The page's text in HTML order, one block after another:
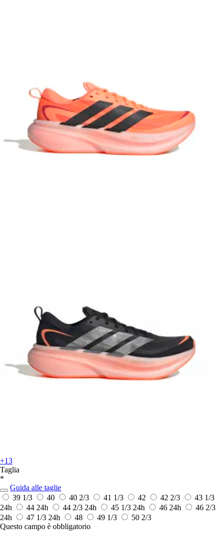
+13
Taglia
*
Guida alle taglie
39 1/3
40 40 2/3 41 1/3 42 42 2/3
43 1/3
24h
44 24h 44 2/3 24h 45 1/3 24h 46 24h
46 2/3
24h
47 1/3 24h 48 49 1/3
50 2/3
Questo campo è obbligatorio